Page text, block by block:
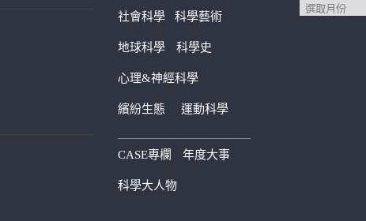
社會科學 科學藝術
地球科學 科學史
心理&神經科學
繽紛生態 運動科學
————————————
CASE專欄 年度大事
科學大人物